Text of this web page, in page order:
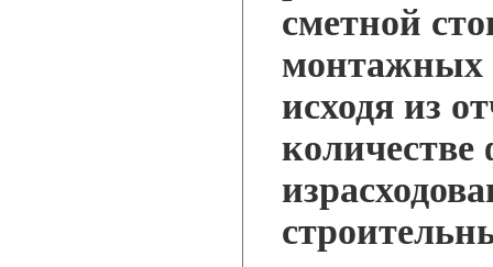
сметной
монтажных
исходя из
количестве